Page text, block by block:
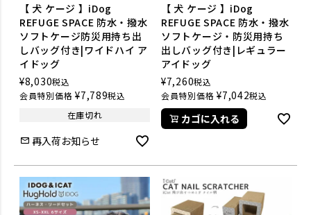
【 犬 ケージ 】iDog
REFUGE SPACE 防水・撥水
ソフトケージ防災用持ち出
しバッグ付き|ワイドハイ ア
イドッグ
¥8,030税込
会員特別価格 ¥7,789税込
在庫切れ
再入荷お知らせ
【 犬 ケージ 】iDog
REFUGE SPACE 防水・撥水
ソフトケージ・防災用持ち
出しバッグ付き|レギュラー
アイドッグ
¥7,260税込
会員特別価格 ¥7,042税込
カゴに入れる